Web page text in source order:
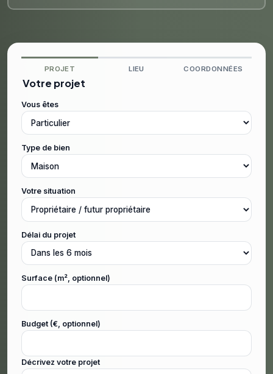
PROJET LIEU COORDONNÉES
Votre projet
Vous êtes
Type de bien
Votre situation
Délai du projet
Surface (m², optionnel)
Budget (€, optionnel)
Décrivez votre projet